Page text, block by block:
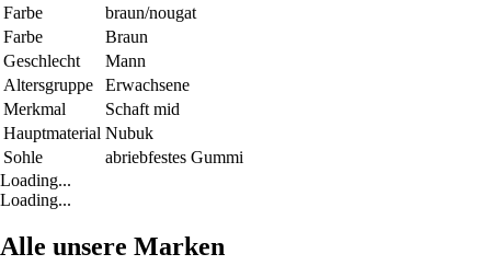
Farbe
braun/nougat
Farbe
Braun
Geschlecht
Mann
Altersgruppe
Erwachsene
Merkmal
Schaft mid
Hauptmaterial Nubuk
Sohle
abriebfestes Gummi
Loading...
Loading...
Alle unsere Marken